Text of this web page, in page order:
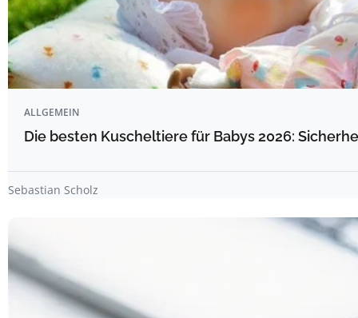
ALLGEMEIN
Die besten Kuscheltiere für Babys 2026:
Sebastian Scholz